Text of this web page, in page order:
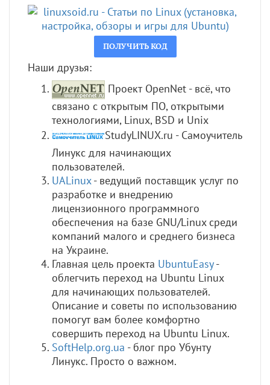
Наши друзья:
Проект OpenNet - всё, что
связано с открытым ПО, открытыми
технологиями, Linux, BSD и Unix
StudyLINUX.ru - Самоучитель
Линукс для начинающих
пользователей.
UALinux- ведущий поставщик услуг по
разработке и внедрению
лицензионного программного
обеспечения на базе GNU/Linux среди
компаний малого и среднего бизнеса
на Украине.
Главная цель проекта UbuntuEasy-
облегчить переход на Ubuntu Linux
для начинающих пользователей.
Описание и советы по использованию
помогут вам более комфортно
совершить переход на Ubuntu Linux.
SoftHelp.org.ua - блог про Убунту
Линукс. Просто о важном.